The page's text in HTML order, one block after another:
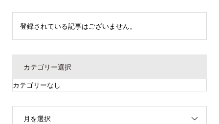
登録されている記事はございません。
カテゴリー選択
カテゴリーなし
月を選択